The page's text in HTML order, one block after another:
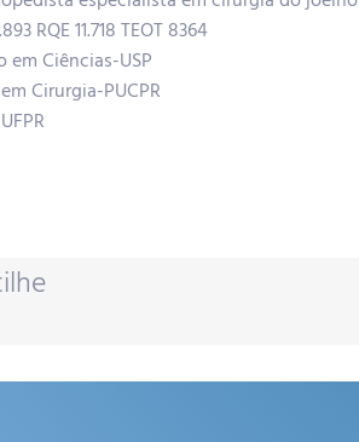
RQE 11.718 TEOT 8364
Ciências-USP
Cirurgia-PUCPR